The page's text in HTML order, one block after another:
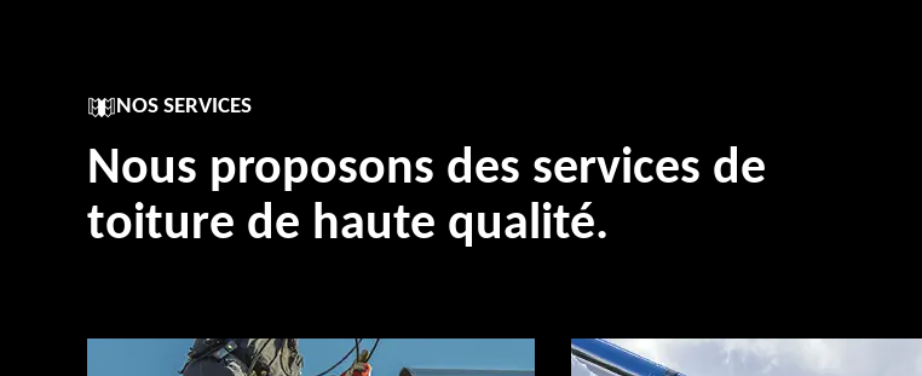
NOS SERVICES
Nous proposons des services de
toiture de haute qualité.